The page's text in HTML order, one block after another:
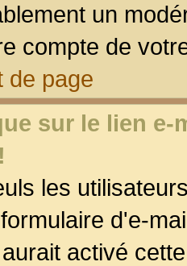
un
compte de
de page
sur le lien
les
d'e-
activé